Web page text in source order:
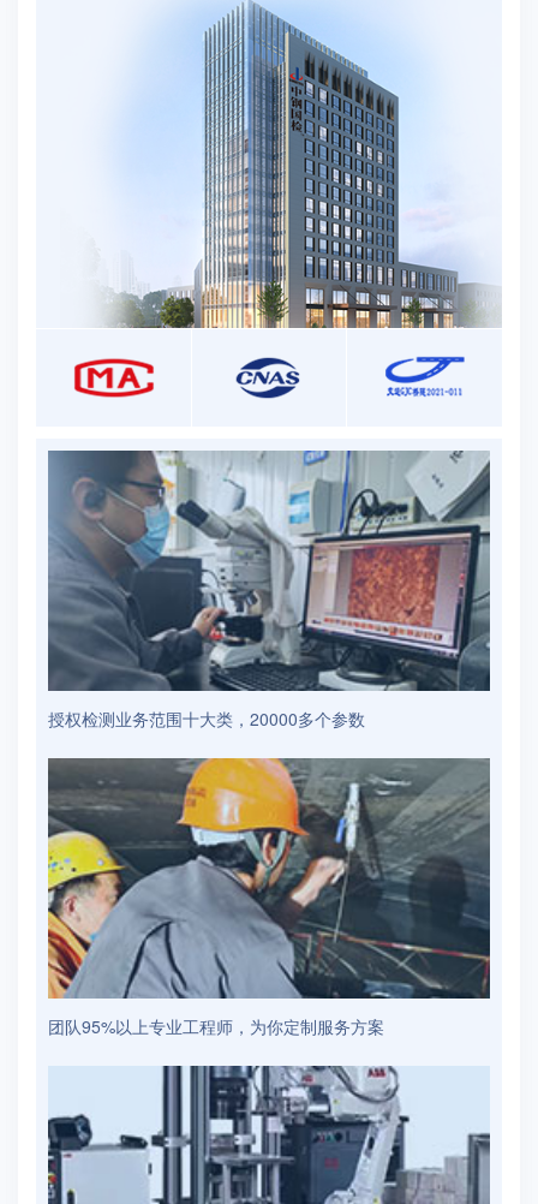
授权检测业务范围十大类，20000多个参数
团队95%以上专业工程师，为你定制服务方案